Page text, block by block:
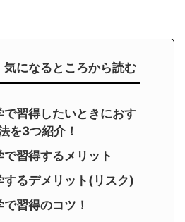
になるところから読む
習得したいときにおす
を3つ紹介！
習得するメリット
るデメリット(リスク)
習得のコツ！